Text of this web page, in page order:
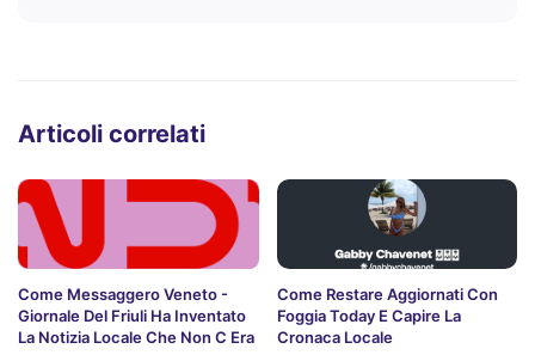
Articoli correlati
Come Messaggero Veneto -
Giornale Del Friuli Ha Inventato
La Notizia Locale Che Non C Era
Come Restare Aggiornati Con
Foggia Today E Capire La
Cronaca Locale